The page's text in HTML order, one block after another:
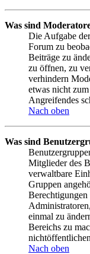
Was sind
Die Aufgabe
Forum zu
Beiträge zu
zu öffnen, zu
verhindern
etwas nicht
Angreifendes
Nach oben
Was sind
Mitglieder des
verwaltbare
Gruppen
Berechtigungen
einmal zu
Bereichs zu
Nach oben